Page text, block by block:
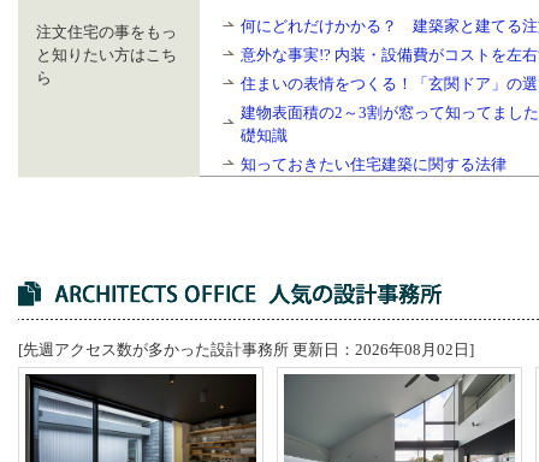
注文住宅の事をもっ
と知りたい方はこち
ら
何にどれだけかかる？ 建築家と建てる
意外な事実!? 内装・設備費がコストを左
住まいの表情をつくる！「玄関ドア」の
建物表面積の2～3割が窓って知ってまし
礎知識
知っておきたい住宅建築に関する法律
[先週アクセス数が多かった設計事務所 更新日：2026年08月02日]